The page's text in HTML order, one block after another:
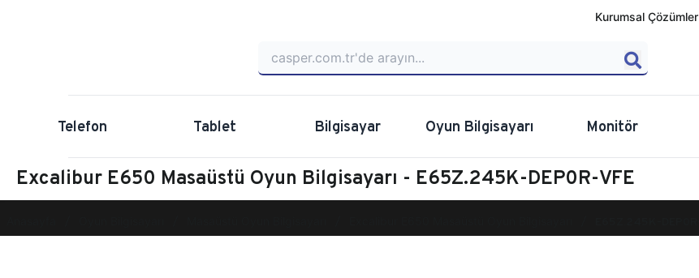
Kurumsal Çözümler
Telefon Tablet Bilgisayar Oyun Bilgisayarı Monitör
Excalibur E650 Masaüstü Oyun Bilgisayarı - E65Z.245K-DEP0R-VFE